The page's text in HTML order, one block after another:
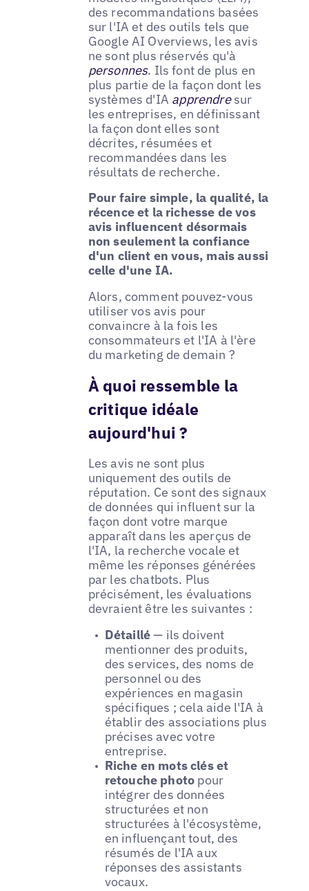
des recommandations basées
sur l'IA et des outils tels que
Google AI Overviews, les avis
ne sont plus réservés qu'à
personnes. Ils font de plus en
plus partie de la façon dont les
systèmes d'IA apprendresur
les entreprises, en définissant
la façon dont elles sont
décrites, résumées et
recommandées dans les
résultats de recherche.
Pour faire simple, la qualité, la
récence et la richesse de vos
avis influencent désormais
non seulement la confiance
d'un client en vous, mais aussi
celle d'une IA.
Alors, comment pouvez-vous
utiliser vos avis pour
convaincre à la fois les
consommateurs et l'IA à l'ère
du marketing de demain ?
À quoi ressemble la
critique idéale
aujourd'hui ?
Les avis ne sont plus
uniquement des outils de
réputation. Ce sont des signaux
de données qui influent sur la
façon dont votre marque
apparaît dans les aperçus de
l'IA, la recherche vocale et
même les réponses générées
par les chatbots. Plus
précisément, les évaluations
devraient être les suivantes :
Détaillé— ils doivent
mentionner des produits,
des services, des noms de
personnel ou des
expériences en magasin
spécifiques ; cela aide l'IA à
établir des associations plus
précises avec votre
entreprise.
Riche en mots clés et
retouche photo pour
intégrer des données
structurées et non
structurées à l'écosystème,
en influençant tout, des
résumés de l'IA aux
réponses des assistants
vocaux.